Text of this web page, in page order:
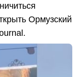
Ормузский